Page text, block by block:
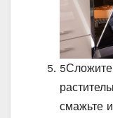
5
смажьте